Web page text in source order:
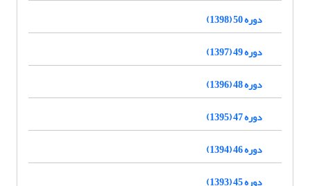
دوره 50 (1398)
دوره 49 (1397)
دوره 48 (1396)
دوره 47 (1395)
دوره 46 (1394)
دوره 45 (1393)